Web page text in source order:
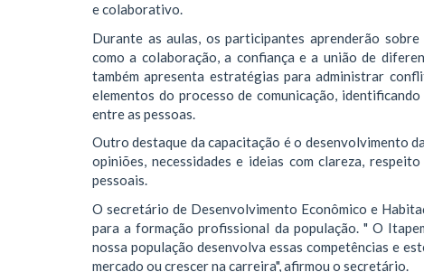
e colaborativo.
Durante as aulas, os participantes aprenderão
como a colaboração, a confiança e a união de
também apresenta estratégias para administrar
elementos do processo de comunicação,
entre as pessoas.
Outro destaque da capacitação é o desenvolvimento
opiniões, necessidades e ideias com clareza,
pessoais.
O secretário de Desenvolvimento Econômico e
para a formação profissional da população. " O
nossa população desenvolva essas competências e
mercado ou crescer na carreira", afirmou o secretário.